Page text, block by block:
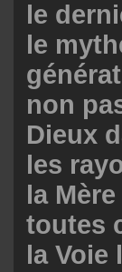
le
le
non
Dieux
les
la
toutes
la Voie